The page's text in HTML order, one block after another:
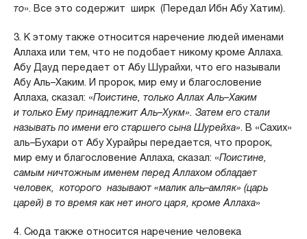
то». Все это содержит ширк (Передал Ибн Абу Хатим).
3. К этому также относится наречение людей именами
Аллаха или тем, что не подобает никому кроме Аллаха.
Абу Дауд передает от Абу Шурайхи, что его называли
Абу Аль–Хаким. И пророк, мир ему и благословение
Аллаха, сказал: «Поистине, только Аллах Аль–Хаким
и только Ему принадлежит Аль–Хукм». Затем его стали
называть по имени его старшего сына Шурейха». В «Сахих»
аль–Бухари от Абу Хурайры передается, что пророк,
мир ему и благословение Аллаха, сказал: «Поистине,
самым ничтожным именем перед Аллахом обладает
человек, которого называют «малик аль–амляк» (царь
царей) в то время как нет иного царя, кроме Аллаха»
4. Сюда также относится наречение человека